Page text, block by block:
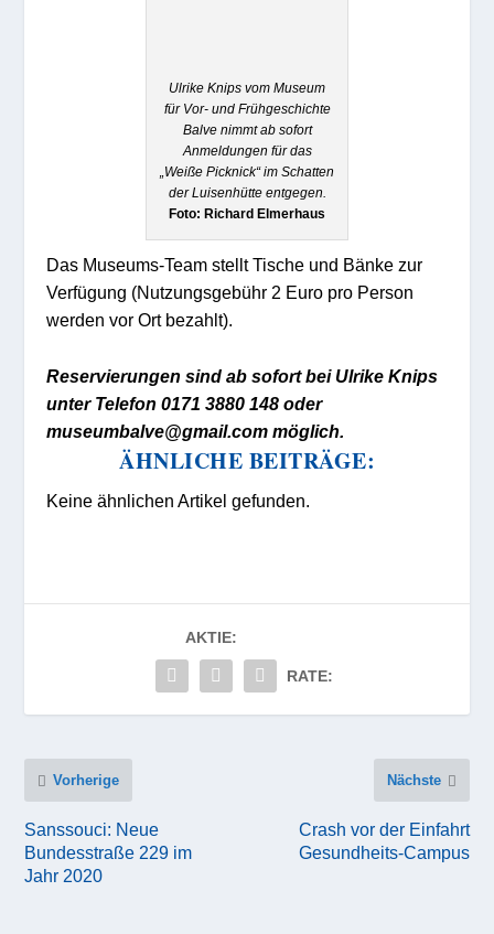
Ulrike Knips vom Museum
für Vor- und Frühgeschichte
Balve nimmt ab sofort
Anmeldungen für das
„Weiße Picknick“ im Schatten
der Luisenhütte entgegen.
Foto: Richard Elmerhaus
Das Museums-Team stellt Tische und Bänke zur
Verfügung (Nutzungsgebühr 2 Euro pro Person
werden vor Ort bezahlt).
Reservierungen sind ab sofort bei Ulrike Knips
unter Telefon 0171 3880 148 oder
museumbalve@gmail.com möglich.
ÄHNLICHE BEITRÄGE:
Keine ähnlichen Artikel gefunden.
AKTIE:
RATE:
Vorherige
Sanssouci: Neue
Bundesstraße 229 im
Jahr 2020
Nächste
Crash vor der Einfahrt
Gesundheits-Campus